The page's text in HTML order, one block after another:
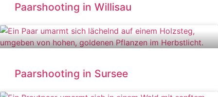
Paarshooting in Willisau
Paarshooting in Sursee